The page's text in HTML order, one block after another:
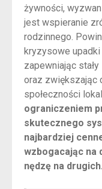
żywności,
jest wspieranie
rodzinnego.
kryzysowe upadki
zapewniając
oraz zwiększając
społeczności
ograniczeniem
skutecznego
najbardziej
wzbogacając na
nędzę na drugich.